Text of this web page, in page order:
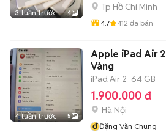
3 tuần trước 4
Tp Hồ Chí Minh
4.7 412 đã bán
4 tuần trước 5
Apple iPad Air
Vàng
iPad Air 2 64 GB
1.900.000 đ
Hà Nội
đĐặng Văn Chung